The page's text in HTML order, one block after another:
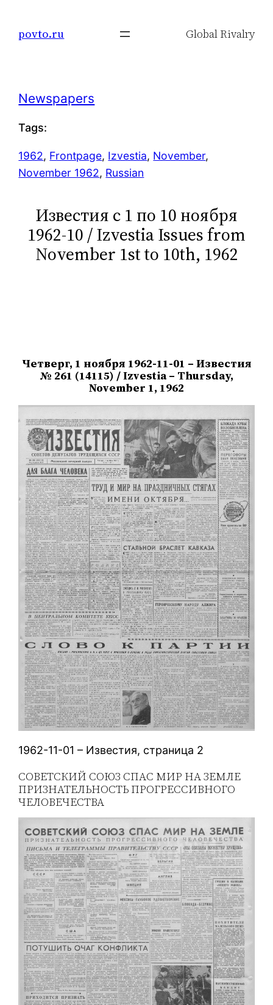
povto.ru Global Rivalry
Newspapers
Tags:
1962, Frontpage, Izvestia, November
November 1962, Russian
Известия с 1 по 10 ноября
1962-10 / Izvestia Issues from
November 1st to 10th, 1962
Четверг, 1 ноября 1962-11-01 – Известия
№ 261 (14115) / Izvestia – Thursday,
November 1, 1962
1962-11-01 – Известия, страница 2
СОВЕТСКИЙ СОЮЗ СПАС МИР НА ЗЕМЛЕ
ПРИЗНАТЕЛЬНОСТЬ ПРОГРЕССИВНОГО
ЧЕЛОВЕЧЕСТВА